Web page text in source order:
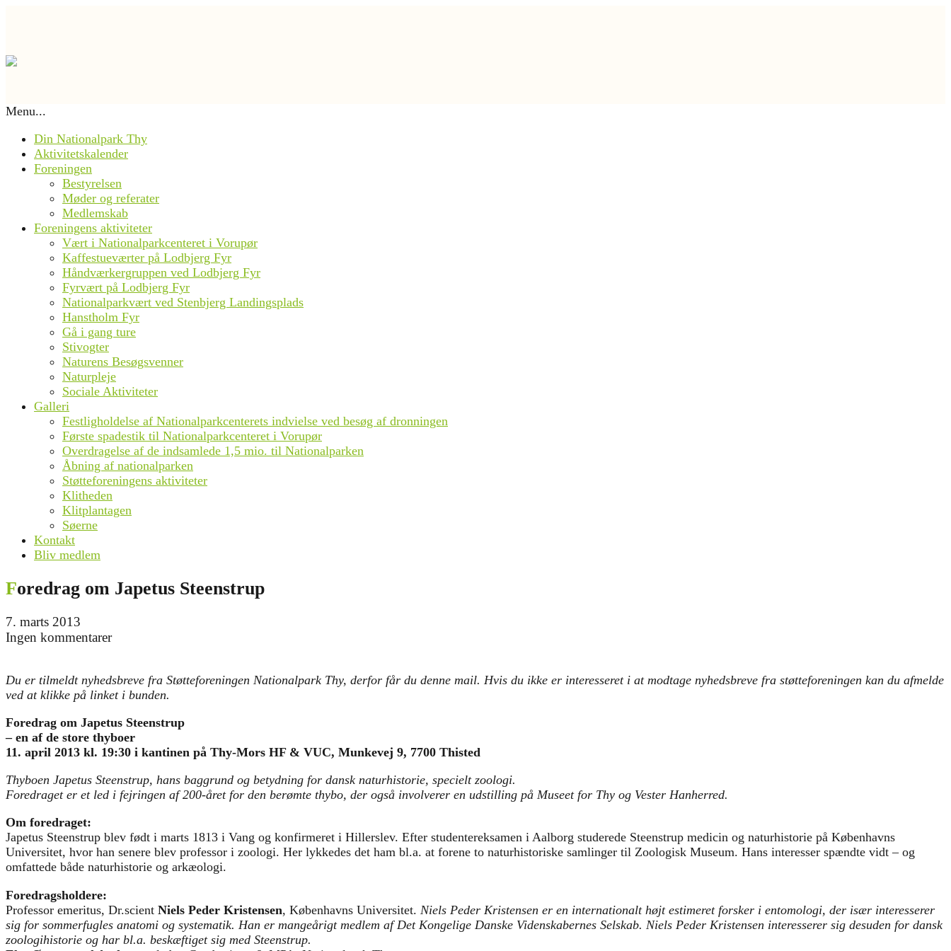
Menu...
Din Nationalpark Thy
Aktivitetskalender
Foreningen
Bestyrelsen
Møder og referater
Medlemskab
Foreningens aktiviteter
Vært i Nationalparkcenteret i Vorupør
Kaffestueværter på Lodbjerg Fyr
Håndværkergruppen ved Lodbjerg Fyr
Fyrvært på Lodbjerg Fyr
Nationalparkvært ved Stenbjerg Landingsplads
Hanstholm Fyr
Gå i gang ture
Stivogter
Naturens Besøgsvenner
Naturpleje
Sociale Aktiviteter
Galleri
Festligholdelse af Nationalparkcenterets indvielse ved besøg af dronningen
Første spadestik til Nationalparkcenteret i Vorupør
Overdragelse af de indsamlede 1,5 mio. til Nationalparken
Åbning af nationalparken
Støtteforeningens aktiviteter
Klitheden
Klitplantagen
Søerne
Kontakt
Bliv medlem
Foredrag om Japetus Steenstrup
7. marts 2013
Ingen kommentarer
Du er tilmeldt nyhedsbreve fra Støtteforeningen Nationalpark Thy, derfor får du denne mail. Hvis du ikke er interesseret i at modtage nyhedsbreve fra støtteforeningen kan du afmelde
ved at klikke på linket i bunden.
Foredrag om Japetus Steenstrup
– en af de store thyboer
11. april 2013 kl. 19:30 i kantinen på Thy-Mors HF & VUC, Munkevej 9, 7700 Thisted
Thyboen Japetus Steenstrup, hans baggrund og betydning for dansk naturhistorie, specielt zoologi.
Foredraget er et led i fejringen af 200-året for den berømte thybo, der også involverer en udstilling på Museet for Thy og Vester Hanherred.
Om foredraget:
Japetus Steenstrup blev født i marts 1813 i Vang og konfirmeret i Hillerslev. Efter studentereksamen i Aalborg studerede Steenstrup medicin og naturhistorie på Københavns
Universitet, hvor han senere blev professor i zoologi. Her lykkedes det ham bl.a. at forene to naturhistoriske samlinger til Zoologisk Museum. Hans interesser spændte vidt – og
omfattede både naturhistorie og arkæologi.
Foredragsholdere:
Professor emeritus, Dr.scient Niels Peder Kristensen, Københavns Universitet. Niels Peder Kristensen er en internationalt højt estimeret forsker i entomologi, der især interesserer
sig for sommerfugles anatomi og systematik. Han er mangeårigt medlem af Det Kongelige Danske Videnskabernes Selskab. Niels Peder Kristensen interesserer sig desuden for dansk
zoologihistorie og har bl.a. beskæftiget sig med Steenstrup.